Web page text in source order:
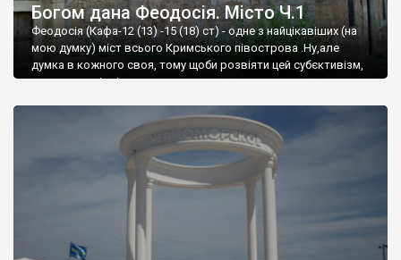
Богом дана Феодосія. Місто Ч.1
Феодосія (Кафа-12 (13) -15 (18) ст) - одне з найцікавіших (на
мою думку) міст всього Кримського півострова .Ну,але
думка в кожного своя, тому щоби розвіяти цей субєктивізм,
запрошую відвідати це